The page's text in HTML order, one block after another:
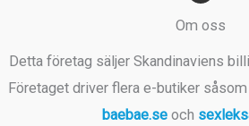
Om oss
Detta företag säljer Skandinaviens
Företaget driver flera e-butiker såsom
baebae.se och